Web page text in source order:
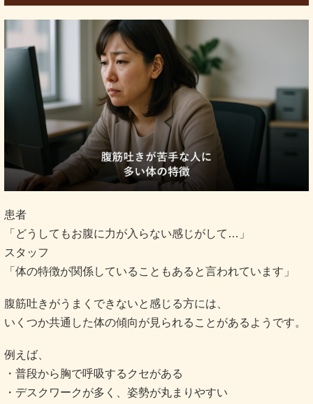
患者
「どうしてもお腹に力が入らない感じがして…」
スタッフ
「体の特徴が関係していることもあると言われています」
腹筋吐きがうまくできないと感じる方には、
いくつか共通した体の傾向が見られることがあるようです。
例えば、
・普段から胸で呼吸するクセがある
・デスクワークが多く、姿勢が丸まりやすい